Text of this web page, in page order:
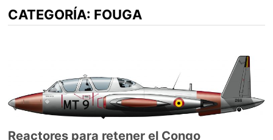
CATEGORÍA: FOUGA
Reactores para retener el Congo